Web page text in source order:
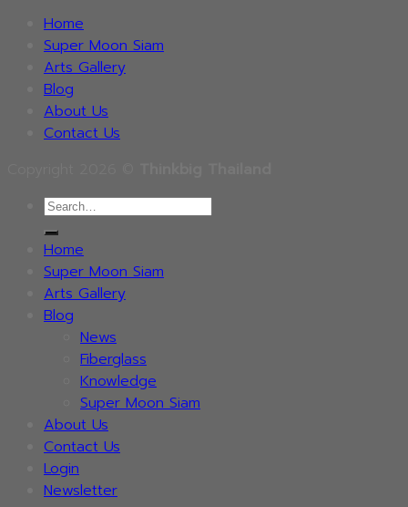
Home
Super Moon Siam
Arts Gallery
Blog
About Us
Contact Us
Search
for:
Home
Super Moon Siam
Arts Gallery
Blog
News
Fiberglass
Knowledge
Super Moon Siam
About Us
Contact Us
Login
Newsletter